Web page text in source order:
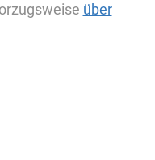
über